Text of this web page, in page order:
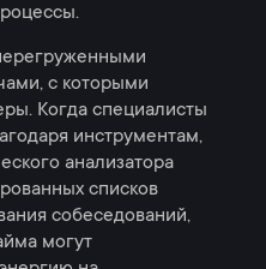
с которыми
Когда специалисты
инструментам,
анализатора
списков
собеседований,
могут